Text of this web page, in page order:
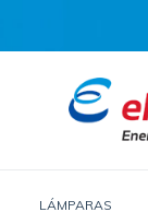
LÁMPARAS